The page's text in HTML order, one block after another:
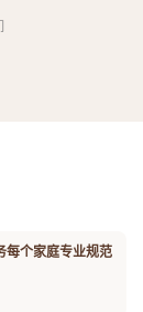
每个家庭专业规范